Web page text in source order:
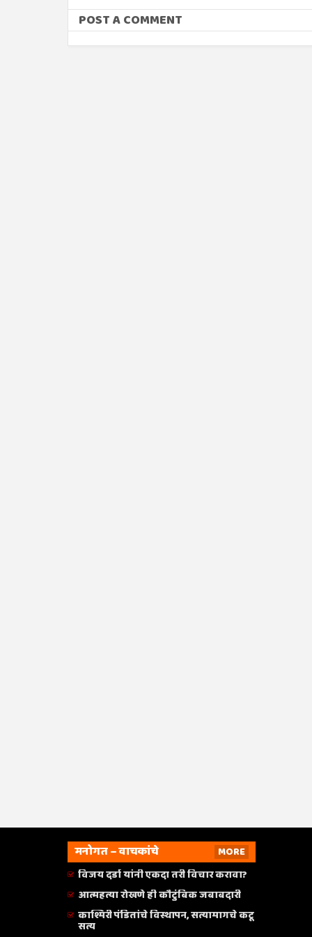
POST A COMMENT
मनोगत – वाचकांचे
MORE
विजय दर्डा यांनी एकदा तरी विचार करावा?
आत्महत्या रोखणे ही कौटुंबिक जबाबदारी
काश्मिरी पंडितांचे विस्थापन, सत्यामागचे कटू
सत्य